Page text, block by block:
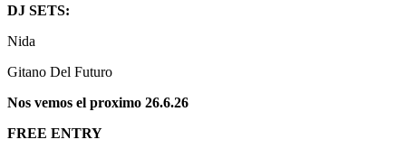
DJ SETS:
Nida
Gitano Del Futuro
Nos vemos el proximo 26.6.26
FREE ENTRY